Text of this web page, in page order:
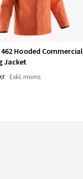
462 Hooded Commercial
Jacket